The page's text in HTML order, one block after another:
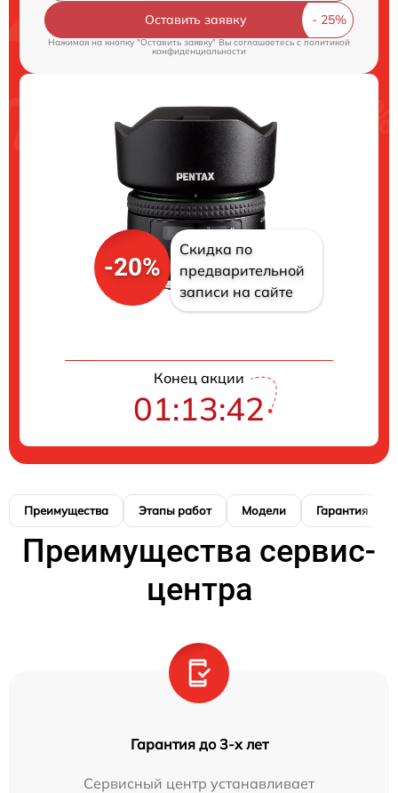
Оставить заявку
Нажимая на кнопку "Оставить заявку" Вы соглашаетесь cполитикой
конфиденциальности
-20%
Скидка по
предварительной
записи на сайте
Конец акции
01:13:41
Преимущества Этапы работ Модели Гарантия
Преимущества сервис-
центра
Гарантия до 3-х лет
Сервисный центр устанавливает